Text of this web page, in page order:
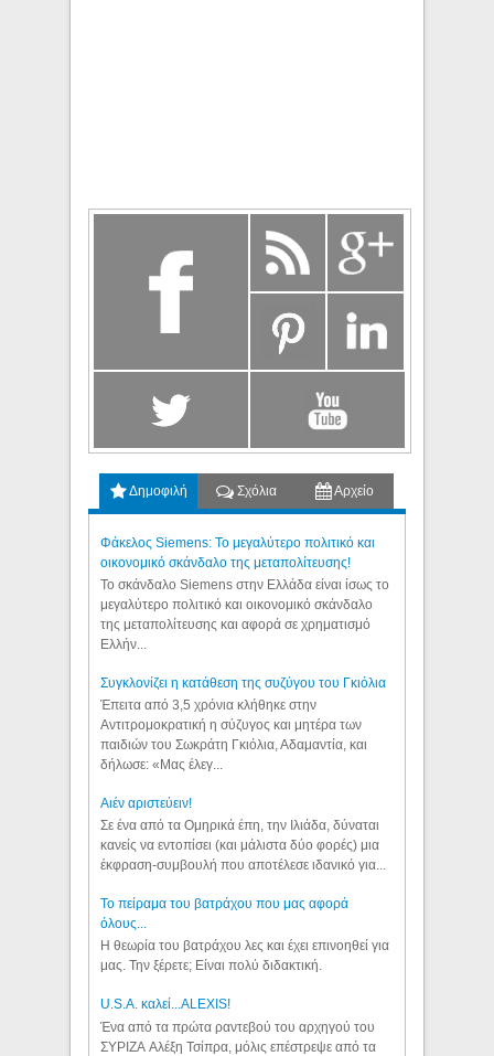
Δημοφιλή Σχόλια Αρχείο
Φάκελος Siemens: Το μεγαλύτερο πολιτικό και
οικονομικό σκάνδαλο της μεταπολίτευσης!
Το σκάνδαλο Siemens στην Ελλάδα είναι ίσως το
μεγαλύτερο πολιτικό και οικονομικό σκάνδαλο
της μεταπολίτευσης και αφορά σε χρηματισμό
Ελλήν...
Συγκλονίζει η κατάθεση της συζύγου του Γκιόλια
Έπειτα από 3,5 χρόνια κλήθηκε στην
Αντιτρομοκρατική η σύζυγος και μητέρα των
παιδιών του Σωκράτη Γκιόλια, Αδαμαντία, και
δήλωσε: «Μας έλεγ...
Aιέν αριστεύειν!
Σε ένα από τα Ομηρικά έπη, την Ιλιάδα, δύναται
κανείς να εντοπίσει (και μάλιστα δύο φορές) μια
έκφραση-συμβουλή που αποτέλεσε ιδανικό για...
Το πείραμα του βατράχου που μας αφορά
όλους...
Η θεωρία του βατράχου λες και έχει επινοηθεί για
μας. Την ξέρετε; Είναι πολύ διδακτική.
U.S.A. καλεί...ALEXIS!
Ένα από τα πρώτα ραντεβού του αρχηγού του
ΣΥΡΙΖΑ Αλέξη Τσίπρα, μόλις επέστρεψε από τα